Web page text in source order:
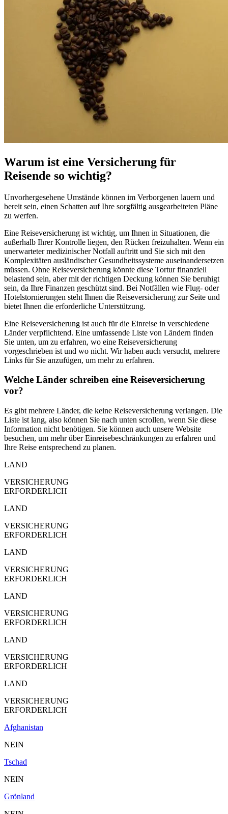
Warum ist eine Versicherung für
Reisende so wichtig?
Unvorhergesehene Umstände können im Verborgenen lauern und
bereit sein, einen Schatten auf Ihre sorgfältig ausgearbeiteten Pläne
zu werfen.
Eine Reiseversicherung ist wichtig, um Ihnen in Situationen, die
außerhalb Ihrer Kontrolle liegen, den Rücken freizuhalten. Wenn ein
unerwarteter medizinischer Notfall auftritt und Sie sich mit den
Komplexitäten ausländischer Gesundheitssysteme auseinandersetzen
müssen. Ohne Reiseversicherung könnte diese Tortur finanziell
belastend sein, aber mit der richtigen Deckung können Sie beruhigt
sein, da Ihre Finanzen geschützt sind. Bei Notfällen wie Flug- oder
Hotelstornierungen steht Ihnen die Reiseversicherung zur Seite und
bietet Ihnen die erforderliche Unterstützung.
Eine Reiseversicherung ist auch für die Einreise in verschiedene
Länder verpflichtend. Eine umfassende Liste von Ländern finden
Sie unten, um zu erfahren, wo eine Reiseversicherung
vorgeschrieben ist und wo nicht. Wir haben auch versucht, mehrere
Links für Sie anzufügen, um mehr zu erfahren.
Welche Länder schreiben eine Reiseversicherung
vor?
Es gibt mehrere Länder, die keine Reiseversicherung verlangen. Die
Liste ist lang, also können Sie nach unten scrollen, wenn Sie diese
Information nicht benötigen. Sie können auch unsere Website
besuchen, um mehr über Einreisebeschränkungen zu erfahren und
Ihre Reise entsprechend zu planen.
LAND
VERSICHERUNG
ERFORDERLICH
LAND
VERSICHERUNG
ERFORDERLICH
LAND
VERSICHERUNG
ERFORDERLICH
LAND
VERSICHERUNG
ERFORDERLICH
LAND
VERSICHERUNG
ERFORDERLICH
LAND
VERSICHERUNG
ERFORDERLICH
Afghanistan
NEIN
Tschad
NEIN
Grönland